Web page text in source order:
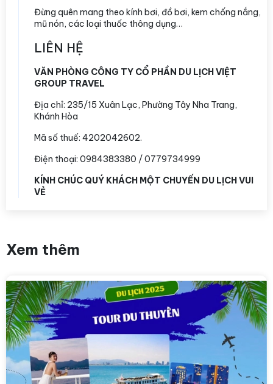
Đừng quên mang theo kính bơi, đồ bơi, kem chống nắng,
mũ nón, các loại thuốc thông dụng…
LIÊN HỆ
VĂN PHÒNG CÔNG TY CỔ PHẦN DU LỊCH VIỆT
GROUP TRAVEL
Địa chỉ: 235/15 Xuân Lạc, Phường Tây Nha Trang,
Khánh Hòa
Mã số thuế: 4202042602.
Điện thoại: 0984383380 / 0779734999
KÍNH CHÚC QUÝ KHÁCH MỘT CHUYẾN DU LỊCH VUI
VẺ
Xem thêm